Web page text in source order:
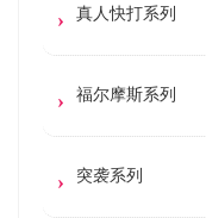
真人快打系列
福尔摩斯系列
突袭系列